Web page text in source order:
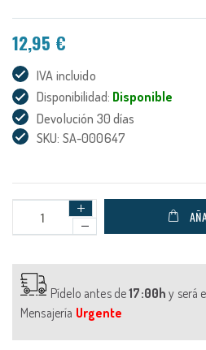
12,95 €
IVA incluido
Disponibilidad: Disponible
Devolución 30 días
SKU: SA-000647
Pídelo antes de17:00h y será
Mensajería Urgente